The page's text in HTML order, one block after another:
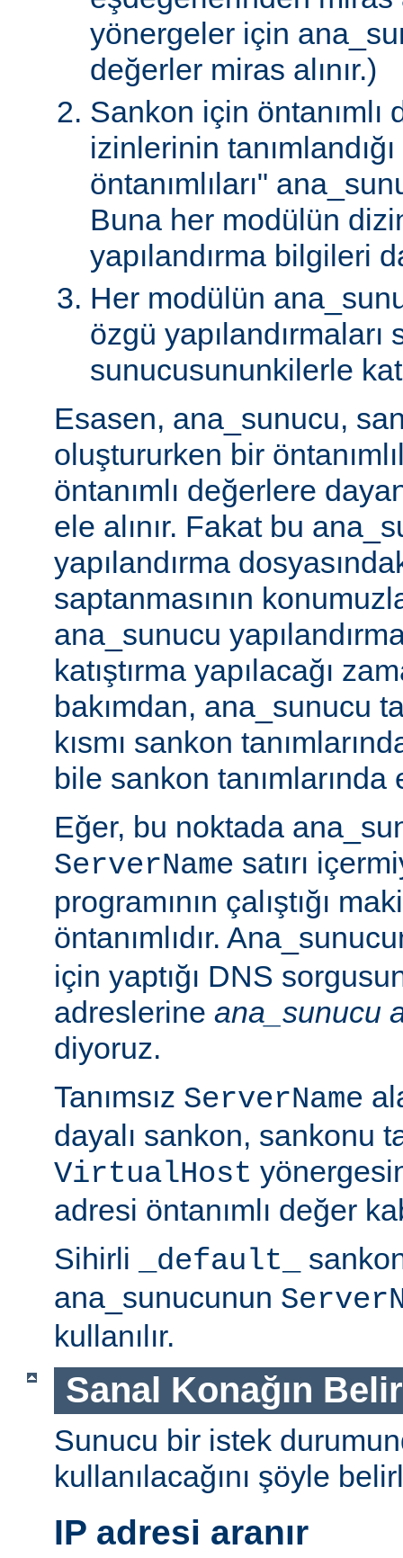
yönergeler için
değerler miras alınır.)
Sankon için öntanımlı
izinlerinin
öntanımlıları"
Buna her modülün
yapılandırma bilgileri
Her modülün
özgü yapılandırmaları
sunucusununkilerle
Esasen, ana_sunucu,
oluştururken bir
öntanımlı değerlere
ele alınır. Fakat bu
yapılandırma
saptanmasının
ana_sunucu
katıştırma yapılacağı
bakımdan, ana_sunucu
kısmı sankon
bile sankon tanımlarında
Eğer, bu noktada
ServerName satırı
programının çalıştığı
öntanımlıdır.
için yaptığı DNS
adreslerine ana_sunucu
diyoruz.
Tanımsız ServerName
dayalı sankon, sankonu
VirtualHost
adresi öntanımlı değer
Sihirli
_default_
ana_sunucunun
kullanılır.
Sanal Konağın
Sunucu bir istek
kullanılacağını şöyle
IP adresi aranır